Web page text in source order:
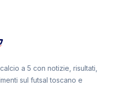
a 5 con notizie, risultati,
sul futsal toscano e